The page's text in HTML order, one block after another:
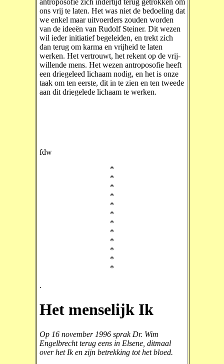
ons vrij te laten. Het was niet de bedoeling dat
we enkel maar uitvoerders zouden worden
van de ideeën van Rudolf Steiner. Dit wezen
wil ieder initiatief begeleiden, en trekt zich
dan terug om karma en vrijheid te laten
werken. Het vertrouwt, het rekent op de vrij-
willende mens. Het wezen antroposofie heeft
een driegeleed lichaam nodig, en het is onze
taak om ten eerste, dit in te zien en ten tweede
aan dit driegelede lichaam te werken.
fdw
*
*
*
*
*
*
*
*
*
*
*
*
.
Het menselijk Ik
Op 16 november 1996 sprak Dr. Wim
Engelbrecht terug eens in Elsene, ditmaal
over het Ik en zijn betrekking tot het bloed.